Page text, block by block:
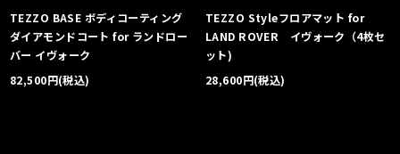
TEZZO BASE ボディコーティング
ダイアモンドコート for ランドロー
バー イヴォーク
82,500円(税込)
TEZZO Styleフロアマット for
LAND ROVER イヴォーク（4枚セ
ット)
28,600円(税込)